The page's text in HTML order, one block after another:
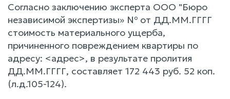
Согласно заключению эксперта ООО "Бюро
независимой экспертизы» № от ДД.ММ.ГГГГ
стоимость материального ущерба,
причиненного повреждением квартиры по
адресу: <адрес>, в результате пролития
ДД.ММ.ГГГГ, составляет 172 443 руб. 52 коп.
(л.д.105-124).